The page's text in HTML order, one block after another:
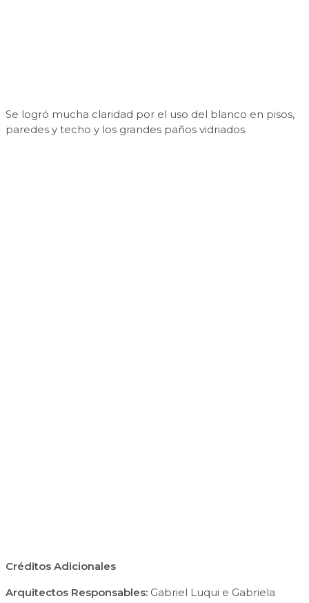
Se logró mucha claridad por el uso del blanco en pisos,
paredes y techo y los grandes paños vidriados.
Créditos Adicionales
Arquitectos Responsables: Gabriel Luqui e Gabriela